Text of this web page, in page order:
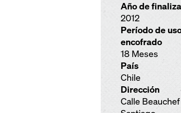
Año de
2012
Período de
encofrado
18 Meses
País
Chile
Dirección
Calle Beauchef